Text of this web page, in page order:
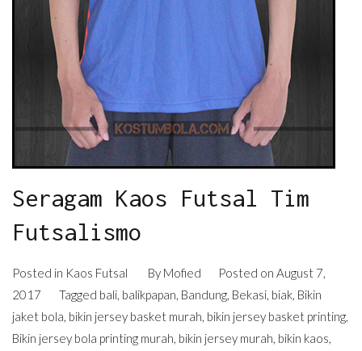
Seragam Kaos Futsal Tim
Futsalismo
Posted in Kaos Futsal By Mofied Posted onAugust 7,
2017
Tagged bali, balikpapan, Bandung, Bekasi, biak, Bikin
jaket bola, bikin jersey basket murah, bikin jersey basket printing,
Bikin jersey bola printing murah, bikin jersey murah, bikin kaos,